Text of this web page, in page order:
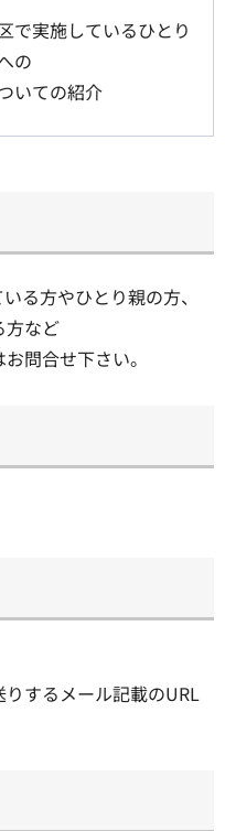
で実施しているひとり
の
いての紹介
る方やひとり親の方、
方など
問合せ下さい。
するメール記載のURL